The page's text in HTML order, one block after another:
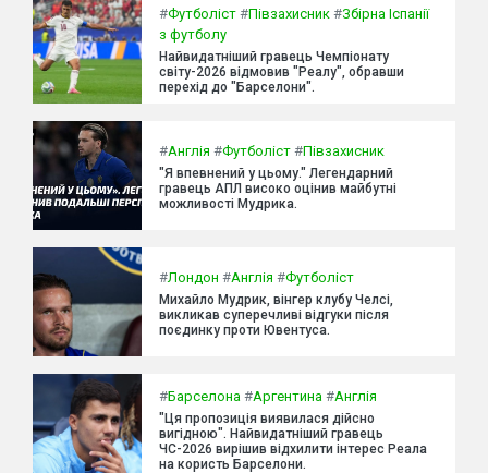
#Футболіст #Півзахисник #Збірна Іспанії
з футболу
Найвидатніший гравець Чемпіонату
світу-2026 відмовив "Реалу", обравши
перехід до "Барселони".
#Англія #Футболіст #Півзахисник
"Я впевнений у цьому." Легендарний
гравець АПЛ високо оцінив майбутні
можливості Мудрика.
#Лондон #Англія #Футболіст
Михайло Мудрик, вінгер клубу Челсі,
викликав суперечливі відгуки після
поєдинку проти Ювентуса.
#Барселона #Аргентина #Англія
"Ця пропозиція виявилася дійсно
вигідною". Найвидатніший гравець
ЧС-2026 вирішив відхилити інтерес Реала
на користь Барселони.